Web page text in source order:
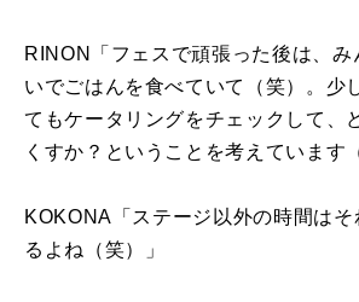
RINON「フェスで頑張った後は、み
いでごはんを食べていて（笑）。少
てもケータリングをチェックして、
くすか？ということを考えています
KOKONA「ステージ以外の時間はそ
るよね（笑）」